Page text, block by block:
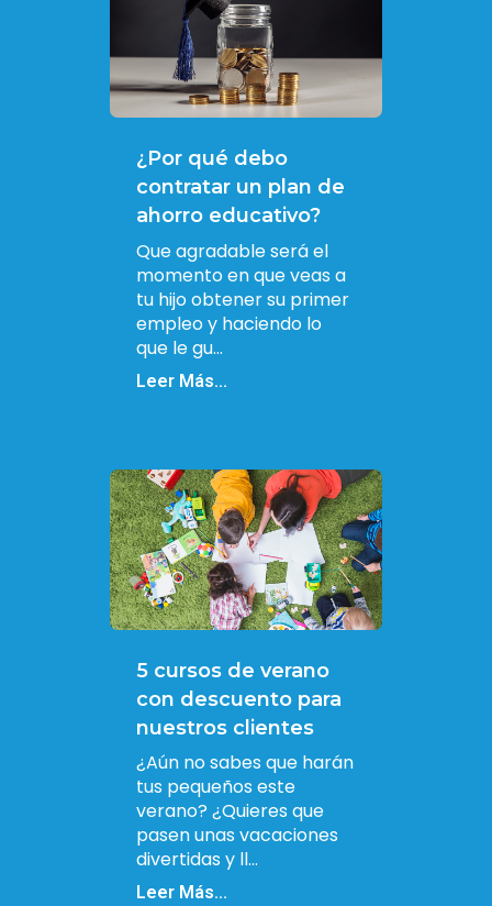
¿Por qué debo
contratar un plan de
ahorro educativo?
Que agradable será el
momento en que veas a
tu hijo obtener su primer
empleo y haciendo lo
que le gu...
Leer Más...
5 cursos de verano
con descuento para
nuestros clientes
¿Aún no sabes que harán
tus pequeños este
verano? ¿Quieres que
pasen unas vacaciones
divertidas y ll...
Leer Más...